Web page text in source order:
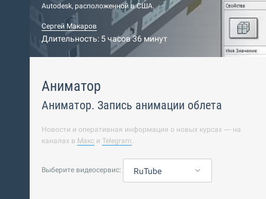
Autodesk, расположенной в США.
Сергей Макаров
Длительность: 5 часов 36 минут
Аниматор
Аниматор. Запись анимации облета
Новости и оперативная информация о новых курсах — на
каналах в Макс и Telegram.
Выберите видеосервис: RuTube